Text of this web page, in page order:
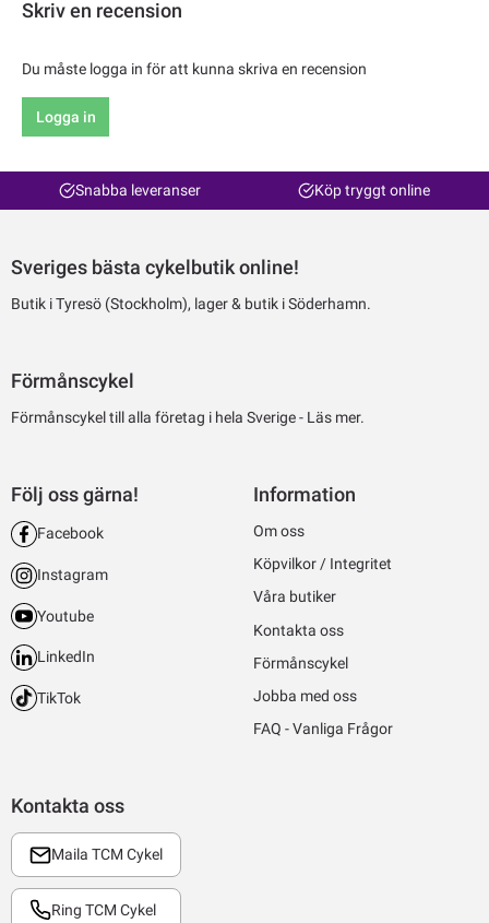
Skriv en recension
Du måste logga in för att kunna skriva en recension
Logga in
Snabba leveranser Köp tryggt online
Sveriges bästa cykelbutik online!
Butik i Tyresö (Stockholm), lager & butik i Söderhamn.
Förmånscykel
Förmånscykel till alla företag i hela Sverige - Läs mer.
Kontakta oss
Maila TCM Cykel
Ring TCM Cykel
Följ oss gärna!
Facebook
Instagram
Youtube
LinkedIn
TikTok
Information
Om oss
Köpvilkor / Integritet
Våra butiker
Kontakta oss
Förmånscykel
Jobba med oss
FAQ - Vanliga Frågor